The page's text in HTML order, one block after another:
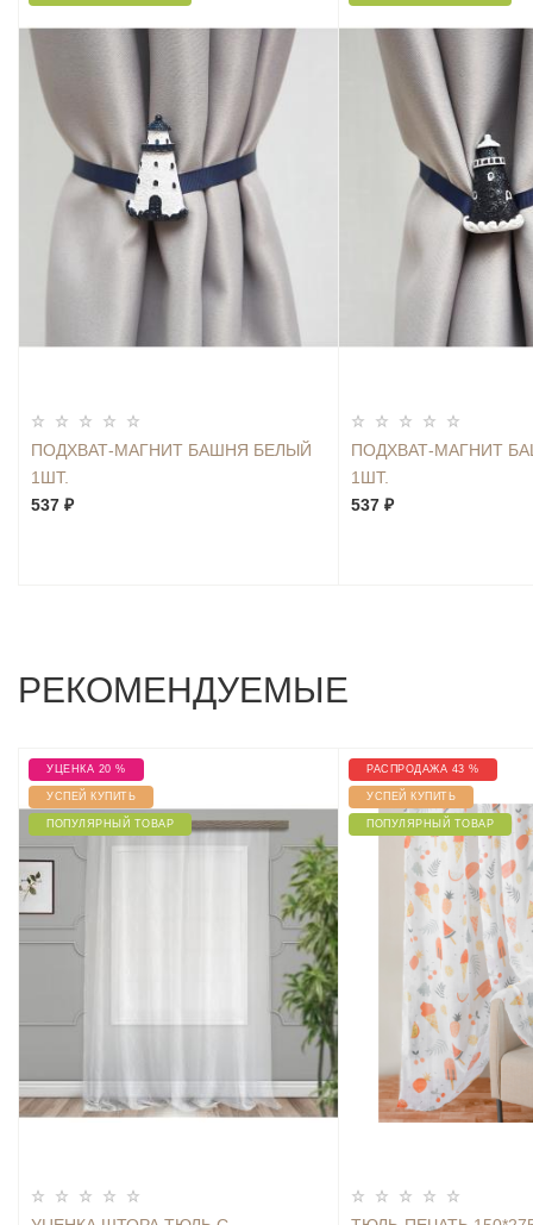
ПОДХВАТ-МАГНИТ БАШНЯ БЕЛЫЙ
1ШТ.
537 ₽
ПОДХВАТ-МАГНИТ
1ШТ.
537 ₽
РЕКОМЕНДУЕМЫЕ
УЦЕНКА 20 %
УСПЕЙ КУПИТЬ
ПОПУЛЯРНЫЙ ТОВАР
РАСПРОДАЖА 43 %
УСПЕЙ КУПИТЬ
ПОПУЛЯРНЫЙ ТОВАР